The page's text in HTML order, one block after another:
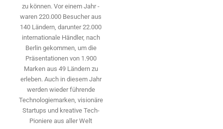
zu können. Vor einem Jahr ­
waren 220.000 Besucher aus
140 ­Ländern, ­darunter 22.000
internationale Händler, nach
Berlin gekommen, um die
Präsen­tationen von 1.900
Marken aus 49 Ländern zu
erleben. Auch in diesem Jahr
werden wieder führende
Technologiemarken, visionäre
Startups und ­kreative Tech-
Pioniere aus aller Welt